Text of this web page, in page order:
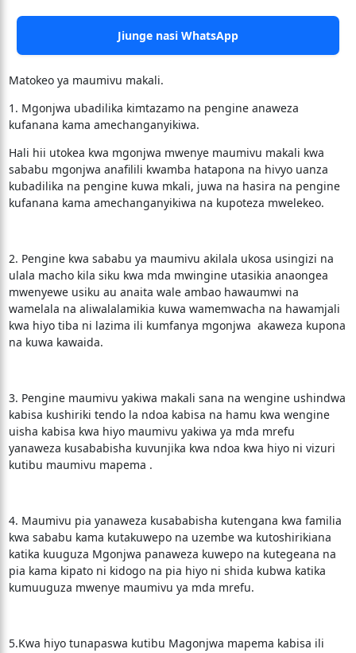
Jiunge nasi WhatsApp
Matokeo ya maumivu makali.
1. Mgonjwa ubadilika kimtazamo na pengine anaweza
kufanana kama amechanganyikiwa.
Hali hii utokea kwa mgonjwa mwenye maumivu makali kwa
sababu mgonjwa anafilili kwamba hatapona na hivyo uanza
kubadilika na pengine kuwa mkali, juwa na hasira na pengine
kufanana kama amechanganyikiwa na kupoteza mwelekeo.
2. Pengine kwa sababu ya maumivu akilala ukosa usingizi na
ulala macho kila siku kwa mda mwingine utasikia anaongea
mwenyewe usiku au anaita wale ambao hawaumwi na
wamelala na aliwalalamikia kuwa wamemwacha na hawamjali
kwa hiyo tiba ni lazima ili kumfanya mgonjwa akaweza kupona
na kuwa kawaida.
3. Pengine maumivu yakiwa makali sana na wengine ushindwa
kabisa kushiriki tendo la ndoa kabisa na hamu kwa wengine
uisha kabisa kwa hiyo maumivu yakiwa ya mda mrefu
yanaweza kusababisha kuvunjika kwa ndoa kwa hiyo ni vizuri
kutibu maumivu mapema .
4. Maumivu pia yanaweza kusababisha kutengana kwa familia
kwa sababu kama kutakuwepo na uzembe wa kutoshirikiana
katika kuuguza Mgonjwa panaweza kuwepo na kutegeana na
pia kama kipato ni kidogo na pia hiyo ni shida kubwa katika
kumuuguza mwenye maumivu ya mda mrefu.
5.Kwa hiyo tunapaswa kutibu Magonjwa mapema kabisa ili